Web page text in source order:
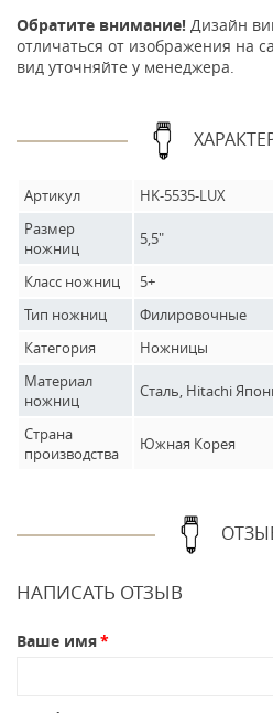
Обратите внимание! Дизайн
отличаться от изображения на
вид уточняйте у менеджера.
Артикул
HK-5535-LUX
Размер
ножниц
5,5"
Класс ножниц
5+
Тип ножниц
Филировочные
Категория
Ножницы
Материал
ножниц
Сталь, Hitachi
Страна
производства
Южная Корея
НАПИСАТЬ ОТЗЫВ
Ваше имя